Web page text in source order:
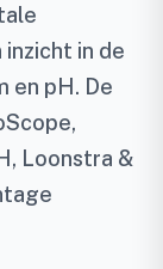
inzicht in de
en pH. De
Loonstra &